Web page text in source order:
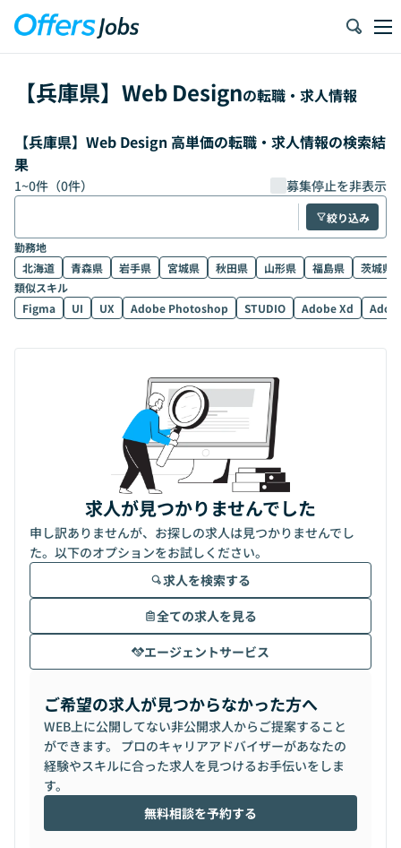
【兵庫県】 Web Designの転職・求人情報
【兵庫県】Web Design 高単価の転職・求人情報の検索結
果
1~0件（0件） 募集停止を非表示
絞り込み
勤務地
北海道
青森県 岩手県 宮城県 秋田県 山形県 福島県
茨城県
類似スキル
Figma
UI UX Adobe Photoshop STUDIO Adobe Xd
求人が見つかりませんでした
申し訳ありませんが、お探しの求人は見つかりませんでし
た。以下のオプションをお試しください。
求人を検索する
全ての求人を見る
エージェントサービス
ご希望の求人が見つからなかった方へ
WEB上に公開してない非公開求人からご提案すること
ができます。 プロのキャリアアドバイザーがあなたの
経験やスキルに合った求人を見つけるお手伝いをしま
す。
無料相談を予約する